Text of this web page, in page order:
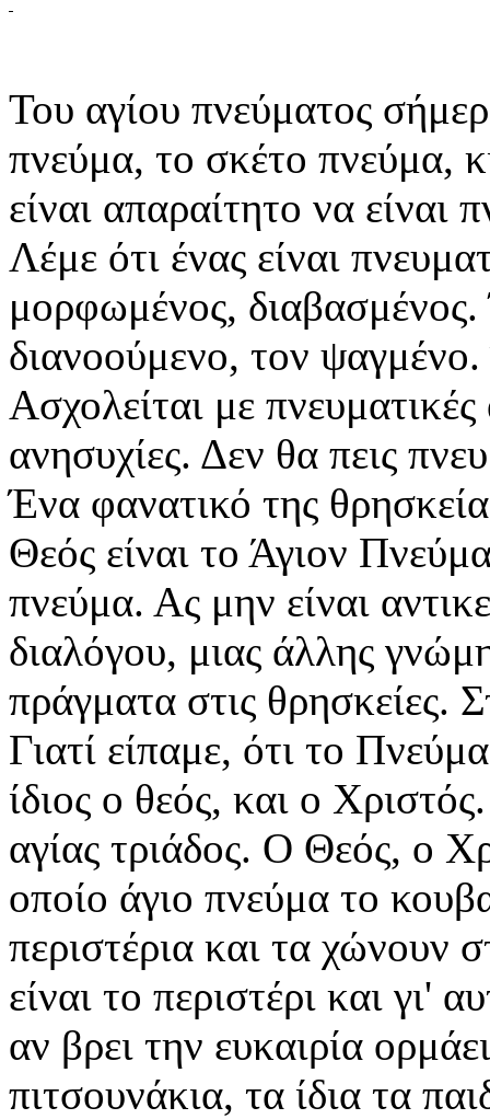
Του αγίου πνεύματος
πνεύμα, το σκέτο πνεύμα,
είναι απαραίτητο να είναι
Λέμε ότι ένας είναι
μορφωμένος, διαβασμένος.
διανοούμενο, τον
Ασχολείται με πνευματικές
ανησυχίες. Δεν θα πεις
Ένα φανατικό της
Θεός είναι το Άγιον
πνεύμα. Ας μην είναι
διαλόγου, μιας άλλης
πράγματα στις θρησκείες.
Γιατί είπαμε, ότι το
ίδιος ο θεός, και ο
αγίας τριάδος. Ο Θεός, ο
οποίο άγιο πνεύμα το
περιστέρια και τα
είναι το περιστέρι και γι'
αν βρει την ευκαιρία
πιτσουνάκια, τα ίδια τα